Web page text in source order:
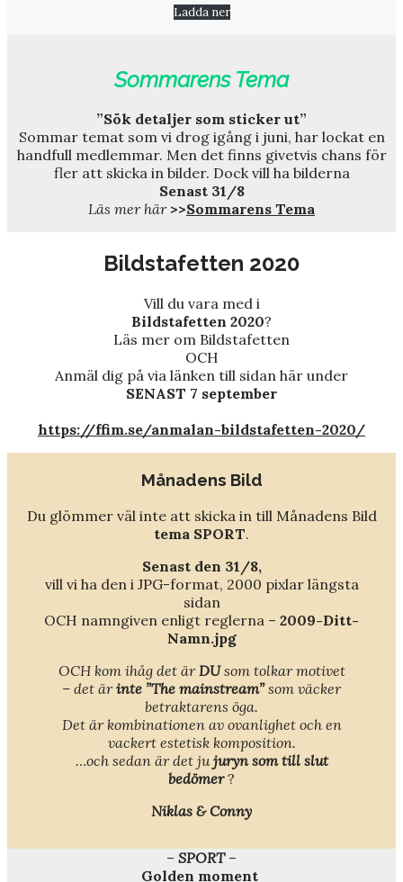
Ladda ner
Sommarens Tema
”Sök detaljer som sticker ut”
Sommar temat som vi drog igång i juni, har lockat en
handfull medlemmar. Men det finns givetvis chans för
fler att skicka in bilder. Dock vill ha bilderna
Senast 31/8
Läs mer här >>Sommarens Tema
Bildstafetten 2020
Vill du vara med i
Bildstafetten 2020?
Läs mer om Bildstafetten
OCH
Anmäl dig på via länken till sidan här under
SENAST 7 september
https://ffim.se/anmalan-bildstafetten-2020/
Månadens Bild
Du glömmer väl inte att skicka in till Månadens Bild
tema SPORT.
Senast den 31/8,
vill vi ha den i JPG-format, 2000 pixlar längsta
sidan
OCH namngiven enligt reglerna – 2009-Ditt-
Namn.jpg
OCH kom ihåg det är DUsom tolkar motivet
– det ärinte ”The mainstream”som väcker
betraktarens öga.
Det är kombinationen av ovanlighet och en
vackert estetisk komposition.
…och sedan är det jujuryn som till slut
bedömer?
Niklas & Conny
– SPORT–
Golden moment